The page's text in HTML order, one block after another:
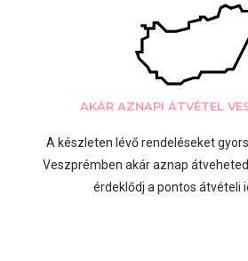
AKÁR AZNAPI ÁTVÉTEL
A készleten lévő rendeléseket
Veszprémben akár aznap
érdeklődj a pontos átvételi